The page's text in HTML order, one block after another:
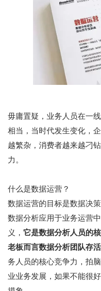
毋庸置疑，业务人员在一
相当，当时代发生变化，
越繁杂，消费者越来越刁
力。
什么是数据运营？
数据运营的目标是数据决
数据分析应用于业务运营
义， 它是数据分析人员的
老板而言数据分析团队存
务人员的核心竞争力，拍
业业务发展，如果不能很